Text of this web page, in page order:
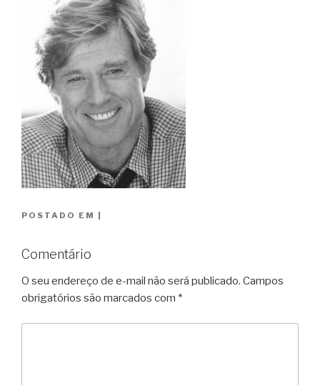
POSTADO EM
Comentário
O seu endereço de e-mail não será publicado. Campos
obrigatórios são marcados com *